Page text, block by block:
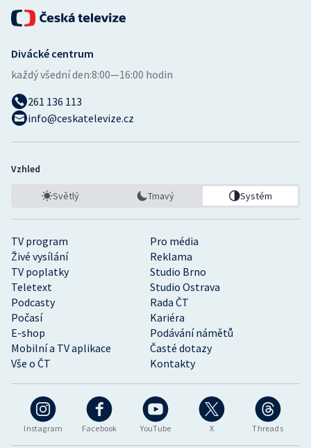
Instagram Facebook YouTube X Threads
TV program
Pro média
Živé vysílání
Reklama
TV poplatky
Studio Brno
Teletext
Studio Ostrava
Podcasty
Rada ČT
Počasí
Kariéra
E-shop
Podávání námětů
Mobilní a TV aplikace
Časté dotazy
Vše o ČT
Kontakty
Divácké centrum
každý všední den:8:00—16:00 hodin
261 136 113
info@ceskatelevize.cz
Vzhled
Světlý Tmavý Systém